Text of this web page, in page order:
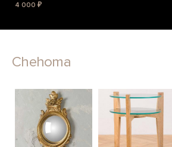
4 000 ₽
Chehoma